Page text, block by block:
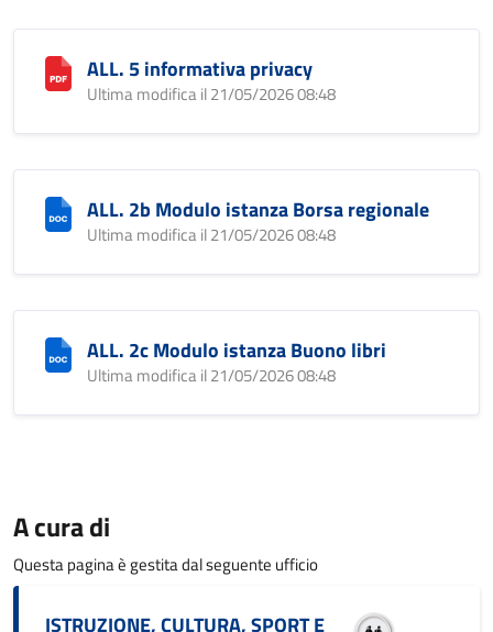
ALL. 5 informativa privacy
Ultima modifica il 21/05/2026 08:48
ALL. 2b Modulo istanza Borsa regionale
Ultima modifica il 21/05/2026 08:48
ALL. 2c Modulo istanza Buono libri
Ultima modifica il 21/05/2026 08:48
A cura di
Questa pagina è gestita dal seguente ufficio
ISTRUZIONE, CULTURA, SPORT E